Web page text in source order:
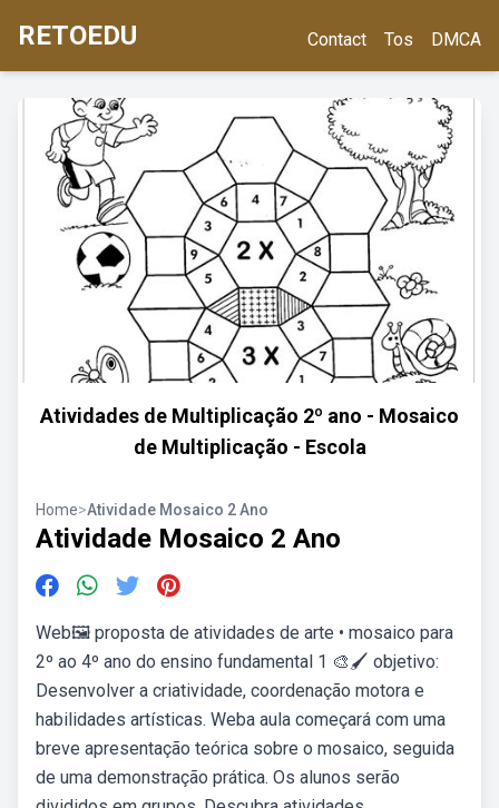
RETOEDU Contact Tos DMCA
Atividades de Multiplicação 2º ano - Mosaico
de Multiplicação - Escola
Home>Atividade Mosaico 2 Ano
Atividade Mosaico 2 Ano
Web🖼️ proposta de atividades de arte • mosaico para
2º ao 4º ano do ensino fundamental 1 🎨🖌️ objetivo:
Desenvolver a criatividade, coordenação motora e
habilidades artísticas. Weba aula começará com uma
breve apresentação teórica sobre o mosaico, seguida
de uma demonstração prática. Os alunos serão